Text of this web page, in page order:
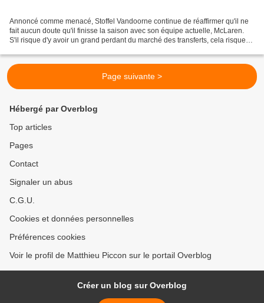
Annoncé comme menacé, Stoffel Vandoorne continue de réaffirmer qu'il ne
fait aucun doute qu'il finisse la saison avec son équipe actuelle, McLaren.
S'il risque d'y avoir un grand perdant du marché des transferts, cela risque
Page suivante >
Hébergé par Overblog
Top articles
Pages
Contact
Signaler un abus
C.G.U.
Cookies et données personnelles
Préférences cookies
Voir le profil de Matthieu Piccon sur le portail Overblog
Créer un blog sur Overblog